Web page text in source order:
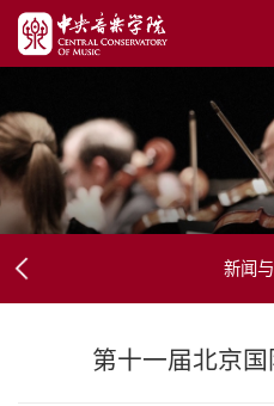
新闻
第十一届北京